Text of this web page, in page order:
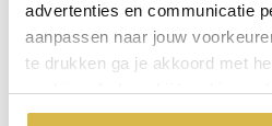
advertenties en communicatie
aanpassen naar jouw
te drukken ga je akkoord met
cookies. Je kunt bij
aangeven welke cookies jouw
Uw naam